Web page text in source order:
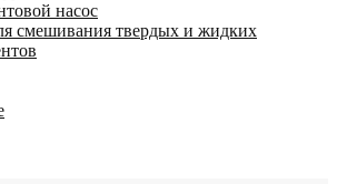
насос
смешивания твердых и жидких